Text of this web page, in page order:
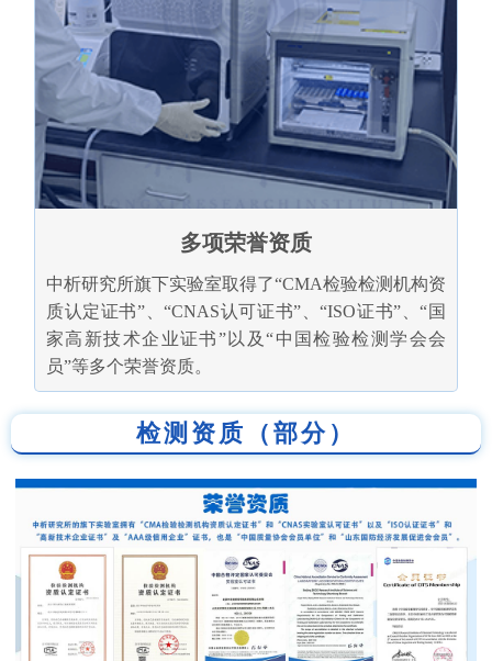
多项荣誉资质
中析研究所旗下实验室取得了“CMA检验检测机构资
质认定证书”、“CNAS认可证书”、“ISO证书”、“国
家高新技术企业证书”以及“中国检验检测学会会
员”等多个荣誉资质。
检测资质（部分）